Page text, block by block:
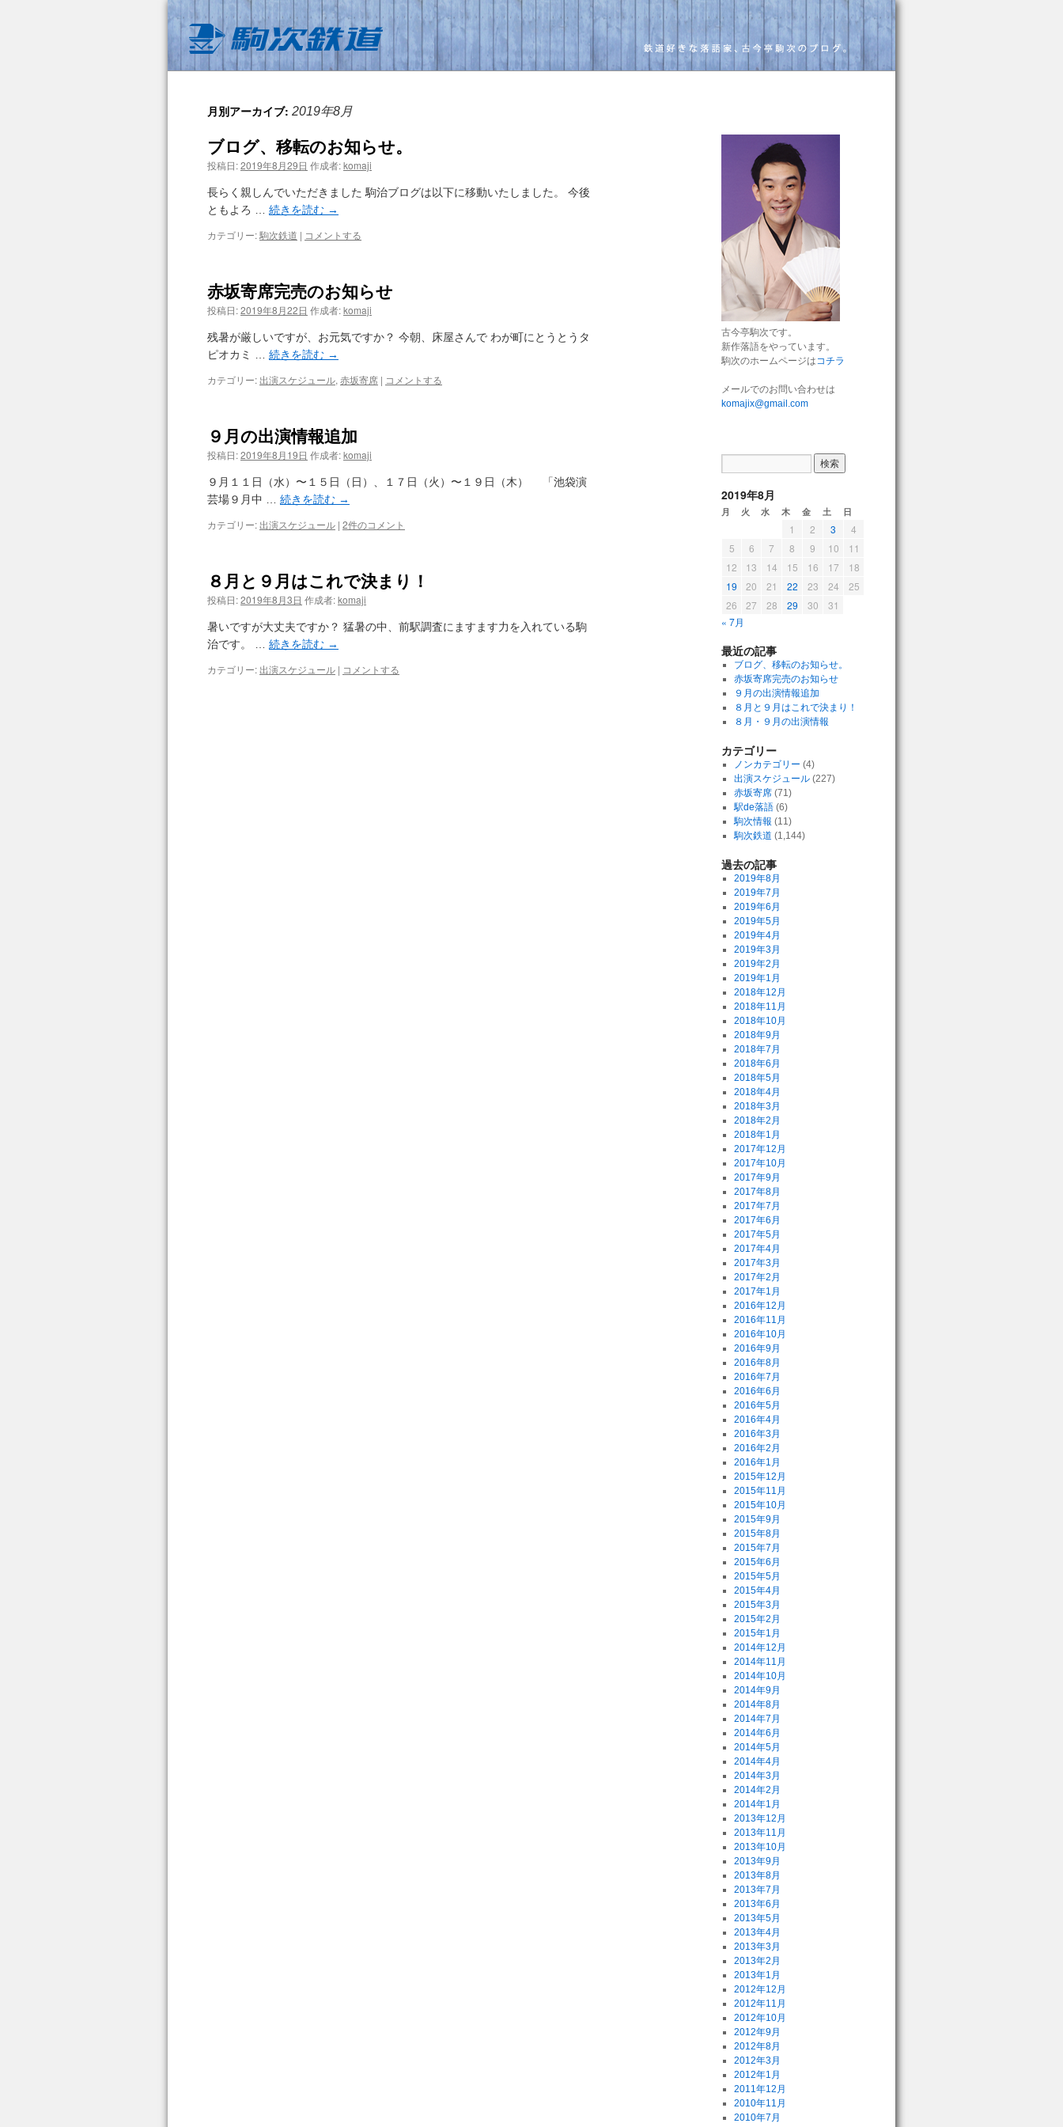
月別アーカイブ: 2019年8月
ブログ、移転のお知らせ。
投稿日:2019年8月29日 作成者:komaji
長らく親しんでいただきました 駒治ブログは以下に移動いたしました。 今後
ともよろ … 続きを読む →
カテゴリー:駒次鉄道 | コメントする
赤坂寄席完売のお知らせ
投稿日:2019年8月22日 作成者:komaji
残暑が厳しいですが、お元気ですか？ 今朝、床屋さんで わが町にとうとうタ
ピオカミ … 続きを読む →
カテゴリー:出演スケジュール, 赤坂寄席 | コメントする
９月の出演情報追加
投稿日:2019年8月19日 作成者:komaji
９月１１日（水）〜１５日（日）、１７日（火）〜１９日（木） 「池袋演
芸場９月中 … 続きを読む →
カテゴリー:出演スケジュール | 2件のコメント
８月と９月はこれで決まり！
投稿日:2019年8月3日 作成者:komaji
暑いですが大丈夫ですか？ 猛暑の中、前駅調査にますます力を入れている駒
治です。 … 続きを読む →
カテゴリー:出演スケジュール | コメントする
古今亭駒次です。
新作落語をやっています。
駒次のホームページはコチラ
メールでのお問い合わせは
komajix@gmail.com
2019年8月
月 火 水 木 金 土 日
1 2 3
4
5
6 7 8 9 10
11
12
13 14 15 16 17
18
19
20 21 22 23 24
25
26
27 28 29 30
31
« 7月
最近の記事
ブログ、移転のお知らせ。
赤坂寄席完売のお知らせ
９月の出演情報追加
８月と９月はこれで決まり！
８月・９月の出演情報
カテゴリー
ノンカテゴリー (4)
出演スケジュール(227)
赤坂寄席(71)
駅de落語(6)
駒次情報 (11)
駒次鉄道 (1,144)
過去の記事
2019年8月
2019年7月
2019年6月
2019年5月
2019年4月
2019年3月
2019年2月
2019年1月
2018年12月
2018年11月
2018年10月
2018年9月
2018年7月
2018年6月
2018年5月
2018年4月
2018年3月
2018年2月
2018年1月
2017年12月
2017年10月
2017年9月
2017年8月
2017年7月
2017年6月
2017年5月
2017年4月
2017年3月
2017年2月
2017年1月
2016年12月
2016年11月
2016年10月
2016年9月
2016年8月
2016年7月
2016年6月
2016年5月
2016年4月
2016年3月
2016年2月
2016年1月
2015年12月
2015年11月
2015年10月
2015年9月
2015年8月
2015年7月
2015年6月
2015年5月
2015年4月
2015年3月
2015年2月
2015年1月
2014年12月
2014年11月
2014年10月
2014年9月
2014年8月
2014年7月
2014年6月
2014年5月
2014年4月
2014年3月
2014年2月
2014年1月
2013年12月
2013年11月
2013年10月
2013年9月
2013年8月
2013年7月
2013年6月
2013年5月
2013年4月
2013年3月
2013年2月
2013年1月
2012年12月
2012年11月
2012年10月
2012年9月
2012年8月
2012年3月
2012年1月
2011年12月
2010年11月
2010年7月